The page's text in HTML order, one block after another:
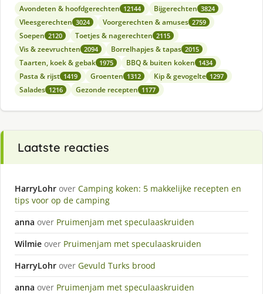
Avondeten & hoofdgerechten 12144 Bijgerechten 3824
Vleesgerechten 3024 Voorgerechten & amuses 2759
Soepen 2120 Toetjes & nagerechten 2115
Vis & zeevruchten 2094 Borrelhapjes & tapas 2015
Taarten, koek & gebak 1975 BBQ & buiten koken 1434
Pasta & rijst 1419 Groenten 1312 Kip & gevogelte 1297
Salades 1216 Gezonde recepten 1177
Laatste reacties
HarryLohr over Camping koken: 5 makkelijke recepten en
tips voor op de camping
anna over Pruimenjam met speculaaskruiden
Wilmie over Pruimenjam met speculaaskruiden
HarryLohr over Gevuld Turks brood
anna over Pruimenjam met speculaaskruiden